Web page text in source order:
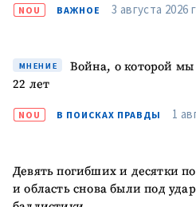
NOU ВАЖНОЕ 3 августа 2026
МНЕНИЕ
Война, о которой
22 лет
NOU В ПОИСКАХ ПРАВДЫ 1
Девять погибших и десятки
и область снова были под